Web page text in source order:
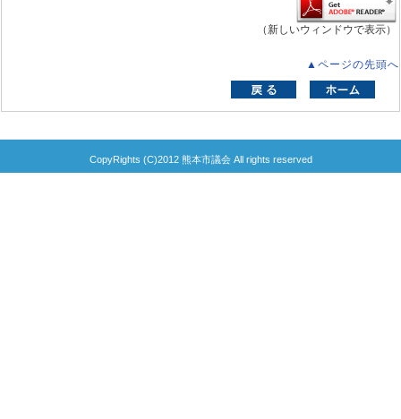
（新しいウィンドウで表示）
▲ページの先頭へ
CopyRights (C)2012 熊本市議会 All rights reserved